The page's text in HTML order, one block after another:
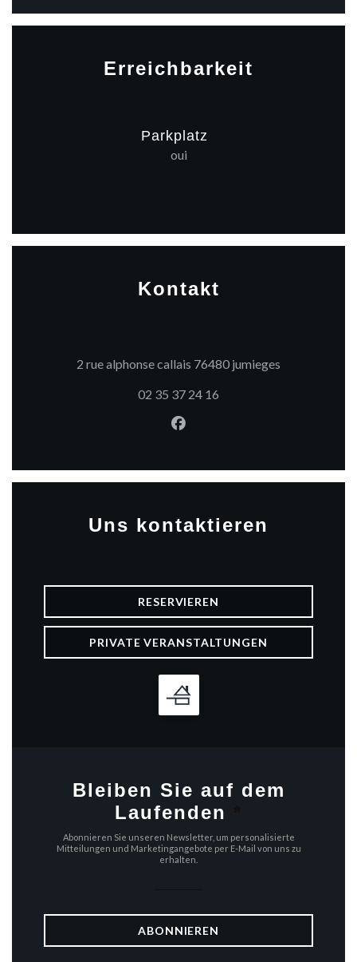
Erreichbarkeit
Parkplatz
oui
Kontakt
2 rue alphonse callais 76480 jumieges
02 35 37 24 16
Facebook ((öffnet ein
Uns kontaktieren
RESERVIEREN
PRIVATE VERANSTALTUNGEN
Bleiben Sie auf dem
Laufenden
Abonnieren Sie unseren Newsletter, um personalisierte
Mitteilungen und Marketingangebote per E-Mail von uns zu
erhalten.
ABONNIEREN